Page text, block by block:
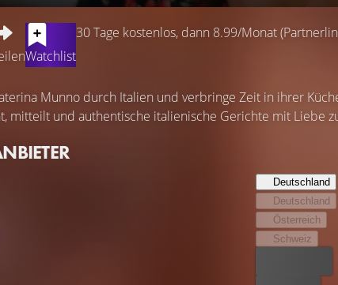
Watchlist
30 Tage kostenlos, dann 8.99/Monat
Munno durch Italien und verbringe Zeit in ihrer
mitteilt und authentische italienische Gerichte mit Liebe
Deutschland
Deutschland
Österreich
Schweiz